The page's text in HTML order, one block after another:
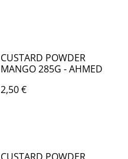
CUSTARD POWDER
MANGO 285G - AHMED
2,50 €